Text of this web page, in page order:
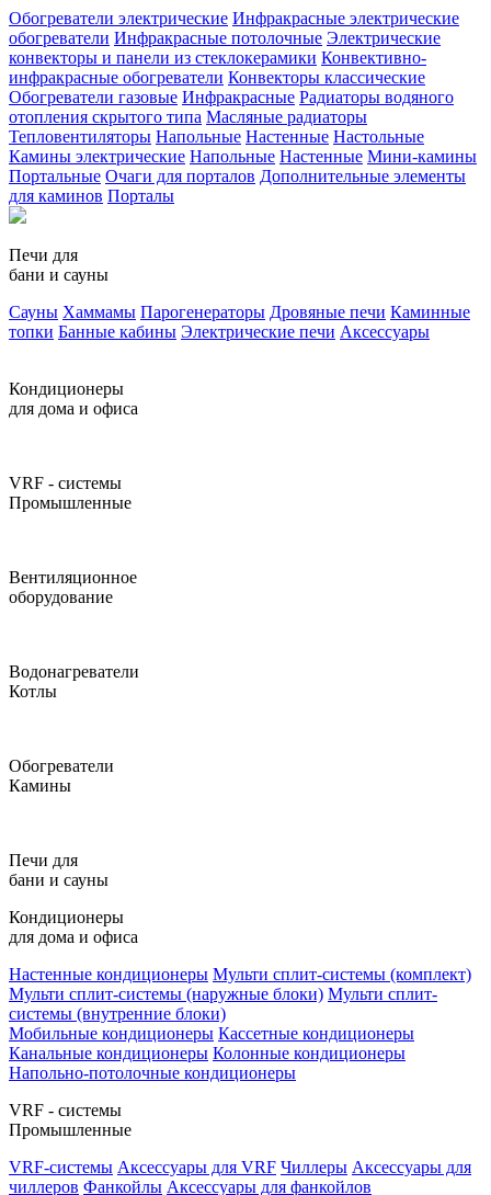
Обогреватели электрические Инфракрасные электрические
обогреватели Инфракрасные потолочные Электрические
конвекторы и панели из стеклокерамики Конвективно-
инфракрасные обогреватели Конвекторы классические
Обогреватели газовые Инфракрасные Радиаторы водяного
отопления скрытого типа Масляные радиаторы
Тепловентиляторы Напольные Настенные Настольные
Камины электрические Напольные Настенные Мини-камины
Портальные Очаги для порталов Дополнительные элементы
для каминов Порталы
Печи для
бани и сауны
Сауны Хаммамы Парогенераторы Дровяные печи Каминные
топки Банные кабины Электрические печи Аксессуары
Кондиционеры
для дома и офиса
VRF - системы
Промышленные
Вентиляционное
оборудование
Водонагреватели
Котлы
Обогреватели
Камины
Печи для
бани и сауны
Кондиционеры
для дома и офиса
Настенные кондиционеры Мульти сплит-системы (комплект)
Мульти сплит-системы (наружные блоки) Мульти сплит-
системы (внутренние блоки)
Мобильные кондиционеры Кассетные кондиционеры
Канальные кондиционеры Колонные кондиционеры
Напольно-потолочные кондиционеры
VRF - системы
Промышленные
VRF-системы Аксессуары для VRF Чиллеры Аксессуары для
чиллеров Фанкойлы Аксессуары для фанкойлов